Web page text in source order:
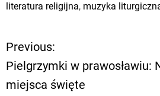
literatura religijna, muzyka
N
a
Previous:
Pielgrzymki w prawosławiu:
miejsca święte